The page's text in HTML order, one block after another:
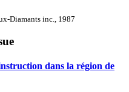
Diamants inc., 1987
dans la région de